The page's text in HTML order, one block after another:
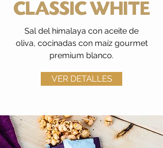
CLASSIC WHITE
Sal del himalaya con aceite de
oliva, cocinadas con maíz gourmet
premium blanco.
VER DETALLES